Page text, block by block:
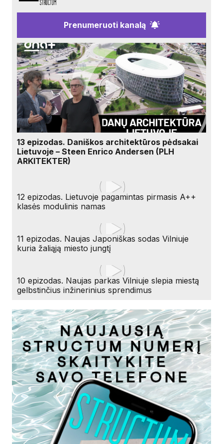
Prenumeruoti kanalą
13 epizodas. Daniškos architektūros pėdsakai
Lietuvoje – Steen Enrico Andersen (PLH
ARKITEKTER)
12 epizodas. Lietuvoje pagamintas pirmasis A++
klasės modulinis namas
11 epizodas. Naujas Japoniškas sodas Vilniuje
kuria žaliąją miesto jungtį
10 epizodas. Naujas parkas Vilniuje slepia miestą
gelbstinčius inžinerinius sprendimus